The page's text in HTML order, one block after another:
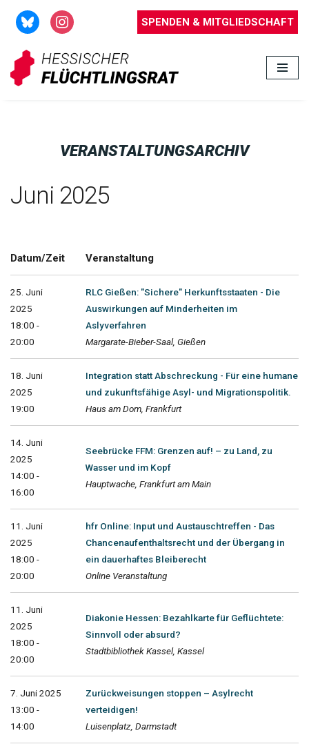
Zum
Inhalt
springen
SPENDEN & MITGLIEDSCHAFT
VERANSTALTUNGSARCHIV
Juni 2025
Datum/Zeit Veranstaltung
25. Juni
2025
18:00 -
20:00
RLC Gießen: "Sichere" Herkunftsstaaten - Die
Auswirkungen auf Minderheiten im
Aslyverfahren
Margarate-Bieber-Saal, Gießen
18. Juni
2025
19:00
Integration statt Abschreckung - Für eine humane
und zukunftsfähige Asyl- und Migrationspolitik.
Haus am Dom, Frankfurt
14. Juni
2025
14:00 -
16:00
Seebrücke FFM: Grenzen auf! – zu Land, zu
Wasser und im Kopf
Hauptwache, Frankfurt am Main
11. Juni
2025
18:00 -
20:00
hfr Online: Input und Austauschtreffen - Das
Chancenaufenthaltsrecht und der Übergang in
ein dauerhaftes Bleiberecht
Online Veranstaltung
11. Juni
2025
18:00 -
20:00
Diakonie Hessen: Bezahlkarte für Geflüchtete:
Sinnvoll oder absurd?
Stadtbibliothek Kassel, Kassel
7. Juni 2025
13:00 -
14:00
Zurückweisungen stoppen – Asylrecht
verteidigen!
Luisenplatz, Darmstadt